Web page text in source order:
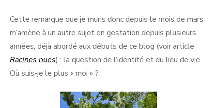
Cette remarque que je muris donc depuis le mois de mars
m’amène à un autre sujet en gestation depuis plusieurs
années, déjà abordé aux débuts de ce blog (voir article
Racines nues) : la question de l’identité et du lieu de vie.
Où suis-je le plus « moi » ?